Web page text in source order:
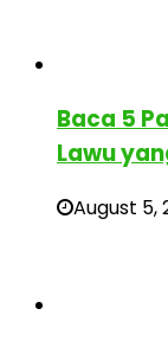
Baca 5
Lawu
August 5,